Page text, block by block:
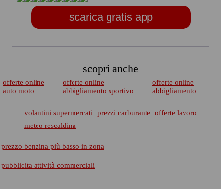
scarica gratis app
scopri anche
offerte online
auto moto
offerte online
abbigliamento sportivo
offerte online
abbigliamento
volantini supermercati prezzi carburante
offerte lavoro
meteo rescaldina
prezzo benzina più basso in zona
pubblicita attività commerciali